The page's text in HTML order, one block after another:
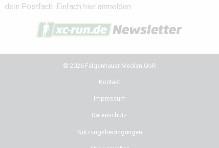
dein Postfach. Einfach hier anmelden:
© 2026 Felgenhauer Medien GbR
Kontakt
Impressum
Datenschutz
Nutzungsbedingungen